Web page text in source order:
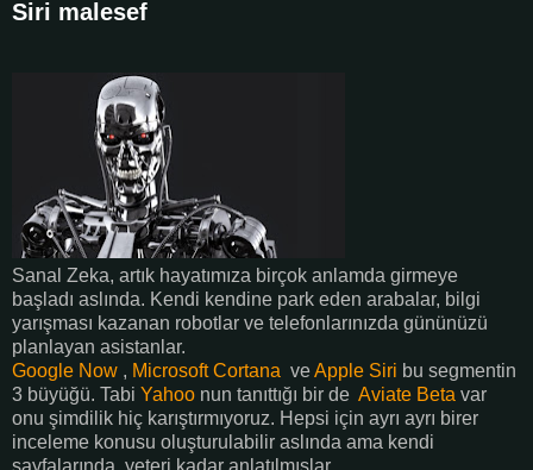
Siri malesef
Sanal Zeka, artık hayatımıza birçok anlamda girmeye
başladı aslında. Kendi kendine park eden arabalar, bilgi
yarışması kazanan robotlar ve telefonlarınızda gününüzü
planlayan asistanlar.
Google Now , Microsoft Cortana veApple Siri bu segmentin
3 büyüğü. Tabi Yahoo nun tanıttığı bir de Aviate Beta var
onu şimdilik hiç karıştırmıyoruz. Hepsi için ayrı ayrı birer
inceleme konusu oluşturulabilir aslında ama kendi